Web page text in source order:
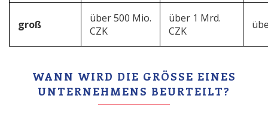
groß
über 500 Mio.
CZK
über 1 Mrd.
CZK
WANN WIRD DIE GRÖSSE EINES U
NTERNEHMENS BEURTEILT?